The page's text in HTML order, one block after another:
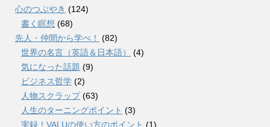
心のつぶやき (124)
書く瞑想 (68)
先人・仲間から学べ！
(82)
世界の名言（英語＆日本語）
(4)
気になった話題 (9)
ビジネス哲学 (2)
人物スクラップ(63)
人生のターニングポイント (3)
実録！VALUの使い方のポイント (1)